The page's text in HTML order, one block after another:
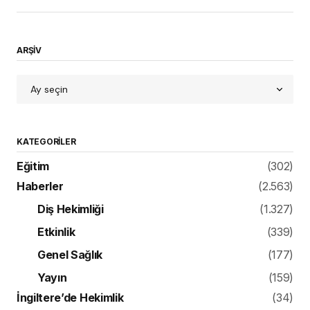
ARŞİV
KATEGORILER
Eğitim
(302)
Haberler
(2.563)
Diş Hekimliği
(1.327)
Etkinlik
(339)
Genel Sağlık
(177)
Yayın
(159)
İngiltere’de Hekimlik
(34)